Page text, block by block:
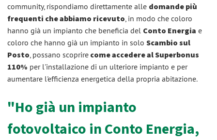
community, rispondiamo direttamente alle domande più
frequenti che abbiamo ricevuto, in modo che coloro
hanno già un impianto che beneficia del Conto Energia e
coloro che hanno già un impianto in solo Scambio sul
Posto, possano scoprire come accedere al Superbonus
110% per l'installazione di un ulteriore impianto e per
aumentare l'efficienza energetica della propria abitazione.
"Ho già un impianto
fotovoltaico in Conto Energia,